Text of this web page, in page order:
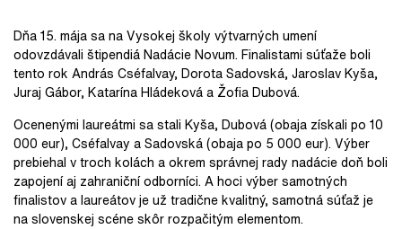
Dňa 15. mája sa na Vysokej školy výtvarných umení
odovzdávali štipendiá Nadácie Novum. Finalistami súťaže boli
tento rok András Cséfalvay, Dorota Sadovská, Jaroslav Kyša,
Juraj Gábor, Katarína Hládeková a Žofia Dubová.
Ocenenými laureátmi sa stali Kyša, Dubová (obaja získali po 10
000 eur), Cséfalvay a Sadovská (obaja po 5 000 eur). Výber
prebiehal v troch kolách a okrem správnej rady nadácie doň boli
zapojení aj zahraniční odborníci. A hoci výber samotných
finalistov a laureátov je už tradične kvalitný, samotná súťaž je
na slovenskej scéne skôr rozpačitým elementom.